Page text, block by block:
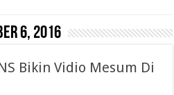
6, 2016
Bikin Vidio Mesum Di